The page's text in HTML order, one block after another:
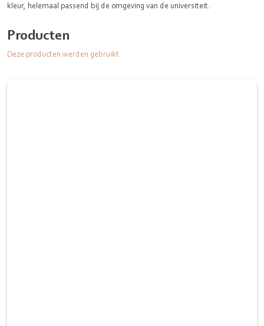
kleur, helemaal passend bij de omgeving van de universiteit.
Producten
Deze producten werden gebruikt